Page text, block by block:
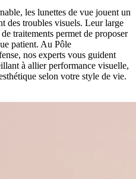
les lunettes de vue jouent un
des troubles visuels. Leur large
traitements permet de proposer
patient. Au Pôle
nos experts vous guident
à allier performance visuelle,
selon votre style de vie.